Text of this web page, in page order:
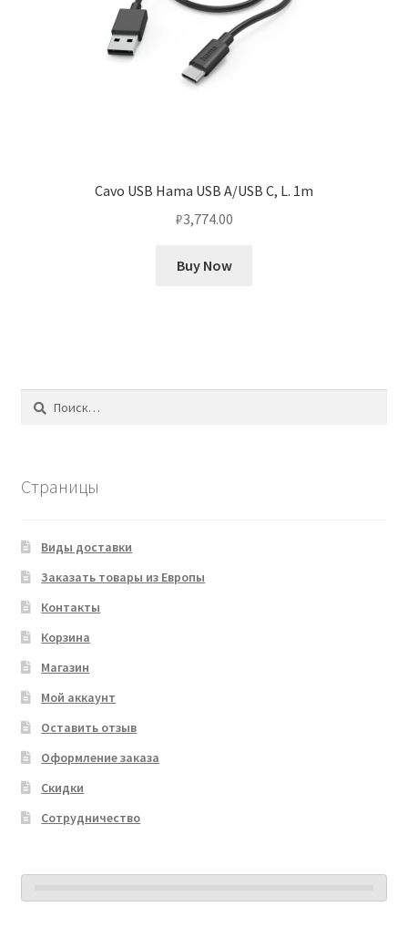
Cavo USB Hama USB A/USB C, L. 1m
₽3,774.00
Buy Now
Найти:
Страницы
Виды доставки
Заказать товары из Европы
Контакты
Корзина
Магазин
Мой аккаунт
Оставить отзыв
Оформление заказа
Скидки
Сотрудничество